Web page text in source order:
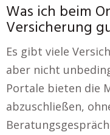
Was ich beim
Versicherung
Es gibt viele
aber nicht
Portale bieten die
abzuschließen,